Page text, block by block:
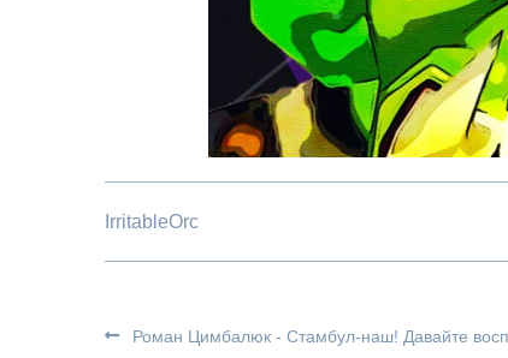
IrritableOrc
Роман Цимбалюк - Стамбул-наш! Давайте